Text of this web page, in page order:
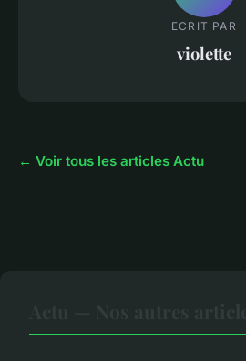
ECRIT PAR
violette
← Voir tous les articles Actu